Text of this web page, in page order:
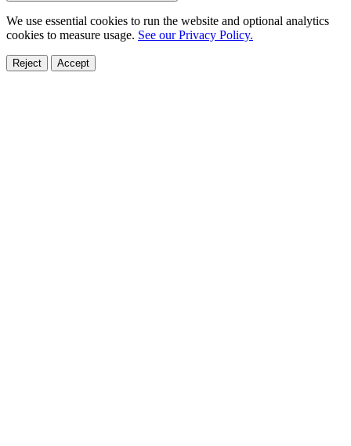
We use essential cookies to run the website and optional analytics
cookies to measure usage. See our Privacy Policy.
Reject Accept